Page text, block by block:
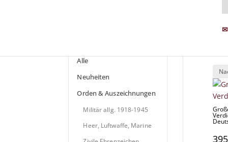
✉
Alle
Neuheiten
Orden & Auszeichnungen
Militär allg. 1918-1945
Heer, Luftwaffe, Marine